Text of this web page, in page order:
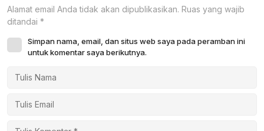
Alamat email Anda tidak akan dipublikasikan. Ruas yang wajib
ditandai *
Simpan nama, email, dan situs web saya pada peramban ini
untuk komentar saya berikutnya.